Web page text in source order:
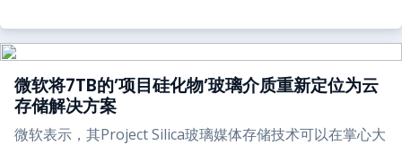
微软将7TB的’项目硅化物’玻璃介质重新定位为云
存储解决方案
微软表示，其Project Silica玻璃媒体存储技术可以在掌心大